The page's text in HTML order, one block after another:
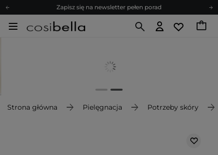
Zapisz się na newsletter pełen porad
Bezpłatne konsultacje kosmetologiczne
Zapisz się na newsletter pełen porad
Strona główna Pielęgnacja Potrzeby skóry